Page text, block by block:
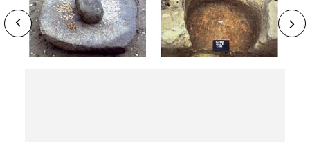
VÂNĂTOAREA
PESCUITUL
ISTORIA CÂINELUI